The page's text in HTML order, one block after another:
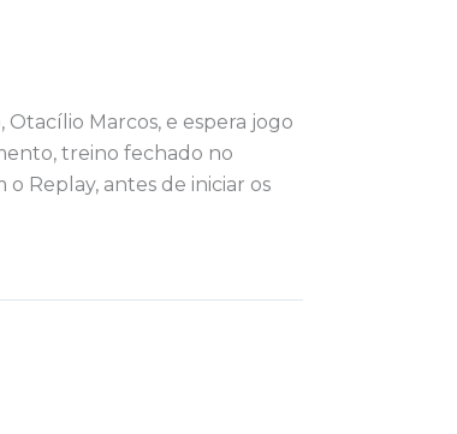
Marcos, e espera jogo
treino fechado no
Replay, antes de iniciar os